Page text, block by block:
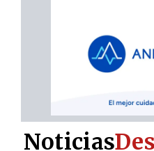
Noticias